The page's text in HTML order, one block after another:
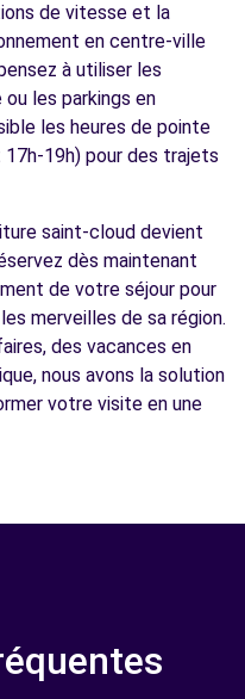
de vitesse et la
en centre-ville
à utiliser les
les parkings en
les heures de pointe
19h) pour des trajets
saint-cloud devient
dès maintenant
de votre séjour pour
merveilles de sa région.
des vacances en
nous avons la solution
votre visite en une